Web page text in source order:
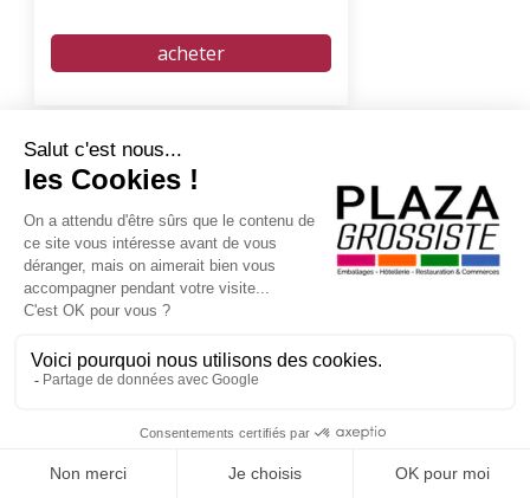
Plateau traiteur en carton Or
et dessous Argent 28x42 cm -
Carton de 100 unités
des fins statistiques et commerciales.
OK